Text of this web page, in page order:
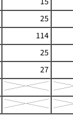
25
114
25
27